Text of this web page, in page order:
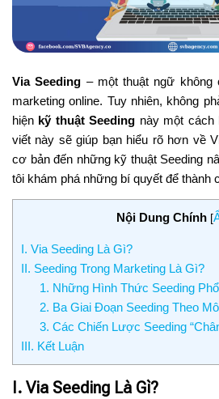
Via Seeding – một thuật ngữ
marketing online. Tuy nhiên, không
hiện kỹ thuật Seeding này một cách
viết này sẽ giúp bạn hiểu rõ hơn về
cơ bản đến những kỹ thuật Seeding
tôi khám phá những bí quyết để thành
Nội Dung Chính [
I. Via Seeding Là Gì?
II. Seeding Trong Marketing Là Gì?
1. Những Hình Thức Seeding
2. Ba Giai Đoạn Seeding Theo
3. Các Chiến Lược Seeding
III. Kết Luận
I. Via Seeding Là Gì?